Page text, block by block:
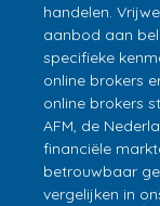
handelen.
aanbod aan
specifieke
online brokers
online brokers
AFM, de
financiële
betrouwbaar
vergelijken in